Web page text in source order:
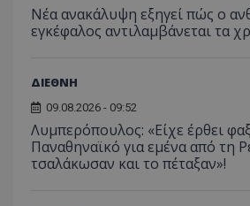
Νέα ανακάλυψη εξηγεί πώς ο
εγκέφαλος αντιλαμβάνεται τα
ΔΙΕΘΝΗ
09.08.2026 - 09:52
Λυμπερόπουλος: «Είχε έρθει
Παναθηναϊκό για εμένα από τη
τσαλάκωσαν και το πέταξαν»!